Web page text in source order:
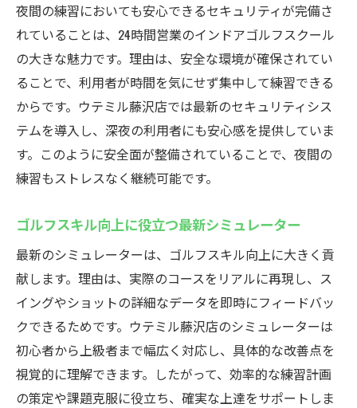
夜間の練習においても安心できるセキュリティが完備さ
れていることは、24時間営業のインドアゴルフスクール
の大きな魅力です。理由は、安全な環境が確保されてい
ることで、利用者が時間を気にせず集中して練習できる
からです。ウテミル藤沢店では最新のセキュリティシス
テムを導入し、深夜の利用者にも安心感を提供していま
す。このように安全面が整備されていることで、夜間の
練習もストレスなく継続可能です。
ゴルフスキル向上に役立つ最新シミュレーター
最新のシミュレーターは、ゴルフスキル向上に大きく貢
献します。理由は、実際のコースをリアルに再現し、ス
イングやショットの詳細なデータを即時にフィードバッ
クできるためです。ウテミル藤沢店のシミュレーターは
初心者から上級者まで幅広く対応し、具体的な改善点を
視覚的に理解できます。したがって、効率的な練習計画
の策定や課題克服に役立ち、確実な上達をサポートしま